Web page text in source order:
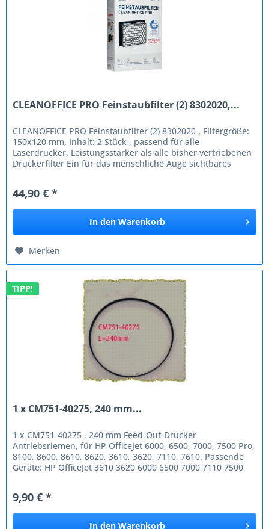
CLEANOFFICE PRO Feinstaubfilter (2) 8302020,...
CLEANOFFICE PRO Feinstaubfilter (2) 8302020 , Filtergröße:
150x120 mm, Inhalt: 2 Stück , passend für alle
Laserdrucker. Leistungsstärker als alle bisher vertriebenen
Druckerfilter Ein für das menschliche Auge sichtbares
44,90 € *
In den Warenkorb
Merken
TIPP!
1 x CM751-40275, 240 mm...
1 x CM751-40275 , 240 mm Feed-Out-Drucker
Antriebsriemen, für HP OfficeJet 6000, 6500, 7000, 7500 Pro,
8100, 8600, 8610, 8620, 3610, 3620, 7110, 7610. Passende
Geräte: HP OfficeJet 3610 3620 6000 6500 7000 7110 7500
9,90 € *
In den Warenkorb